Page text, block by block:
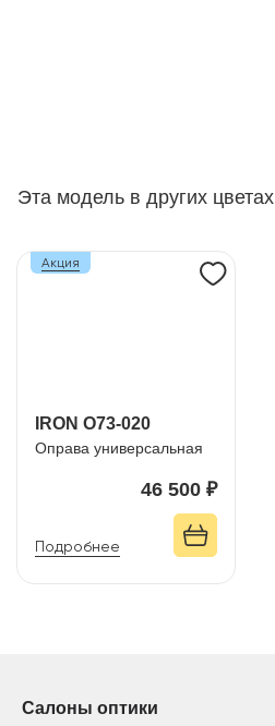
Эта модель в других цветах
IRON O73-020
Оправа универсальная
46 500 ₽
Подробнее
Акция
Салоны оптики